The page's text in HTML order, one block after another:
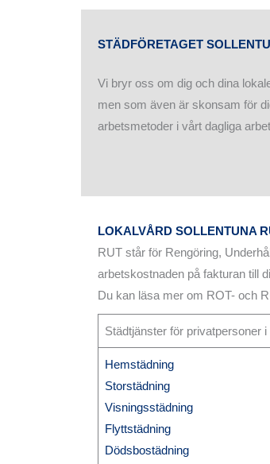
STÄDFÖRETAGET
Vi bryr oss om dig och dina
men som även är skonsam för
arbetsmetoder i vårt dagliga
LOKALVÅRD SOLLENTUNA
RUT står för Rengöring,
arbetskostnaden på fakturan till
Du kan läsa mer om ROT- och
Städtjänster för privatpersoner i
Hemstädning
Storstädning
Visningsstädning
Flyttstädning
Dödsbostädning